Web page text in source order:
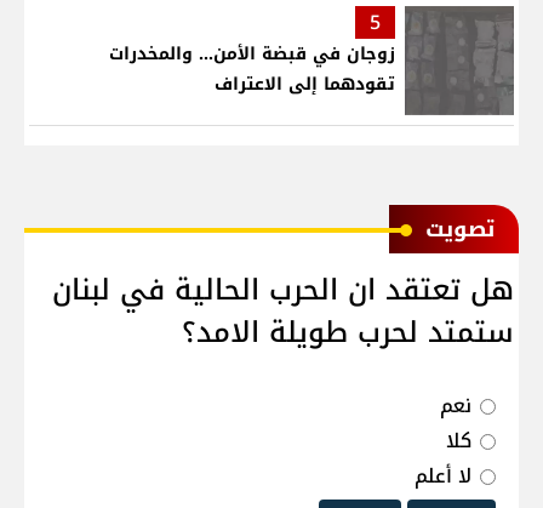
5
زوجان في قبضة الأمن... والمخدرات
تقودهما إلى الاعتراف
ﺗﺼﻮﻳﺖ
هل تعتقد ان الحرب الحالية في لبنان
ستمتد لحرب طويلة الامد؟
نعم
كلا
لا أعلم